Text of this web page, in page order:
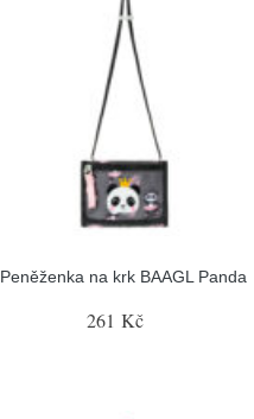
Peněženka na krk BAAGL Panda
261 Kč